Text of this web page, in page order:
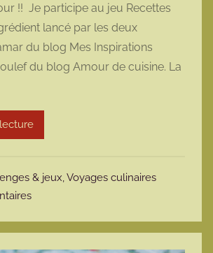
r
m
a
r
t
!! Je participe au jeu Recettes
lancé par les deux
du blog Mes Inspirations
du blog Amour de cuisine. La
& jeux,Voyages culinaires